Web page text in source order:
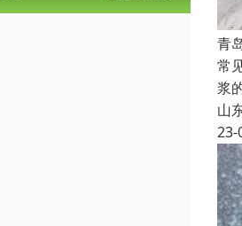
青
常
浆
山
23-